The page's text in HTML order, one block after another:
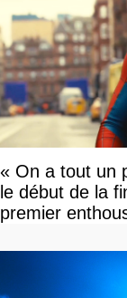
« On a tout un
le début de la
premier